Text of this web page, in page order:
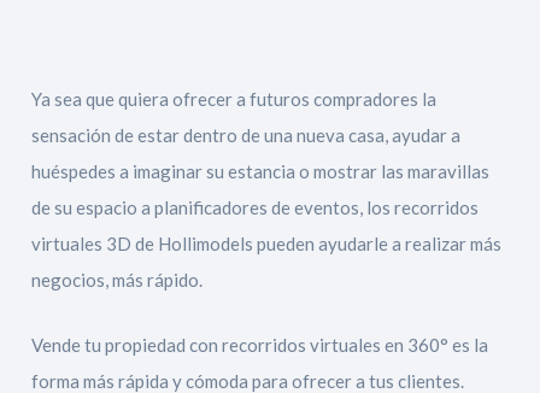
Ya sea que quiera ofrecer a futuros compradores la
sensación de estar dentro de una nueva casa, ayudar a
huéspedes a imaginar su estancia o mostrar las maravillas
de su espacio a planificadores de eventos, los recorridos
virtuales 3D de Hollimodels pueden ayudarle a realizar más
negocios, más rápido.
Vende tu propiedad con recorridos virtuales en 360° es la
forma más rápida y cómoda para ofrecer a tus clientes.